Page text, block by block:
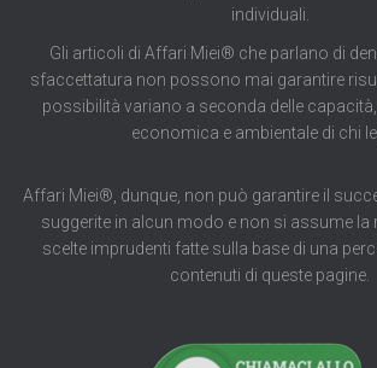
individuali.
Gli articoli di Affari Miei® che parlano di
sfaccettatura non possono mai garantire
possibilità variano a seconda delle
economica e ambientale di chi
Affari Miei®, dunque, non può garantire il
suggerite in alcun modo e non si assume la
scelte imprudenti fatte sulla base di una
contenuti di queste pagine.